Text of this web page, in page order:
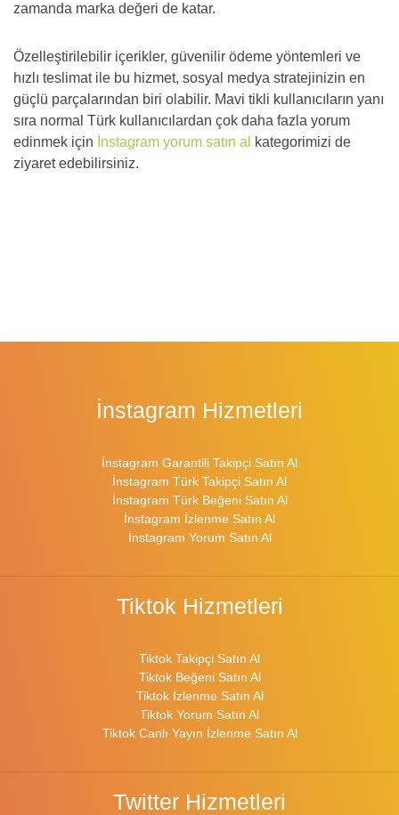
zamanda marka değeri de katar.
Özelleştirilebilir içerikler, güvenilir ödeme yöntemleri ve
hızlı teslimat ile bu hizmet, sosyal medya stratejinizin en
güçlü parçalarından biri olabilir. Mavi tikli kullanıcıların yanı
sıra normal Türk kullanıcılardan çok daha fazla yorum
edinmek için İnstagram yorum satın al
kategorimizi de
ziyaret edebilirsiniz.
İnstagram Hizmetleri
İnstagram Garantili Takipçi Satın Al
İnstagram Türk Takipçi Satın Al
İnstagram Türk Beğeni Satın Al
İnstagram İzlenme Satın Al
İnstagram Yorum Satın Al
Tiktok Hizmetleri
Tiktok Takipçi Satın Al
Tiktok Beğeni Satın Al
Tiktok İzlenme Satın Al
Tiktok Yorum Satın Al
Tiktok Canlı Yayın İzlenme Satın Al
Twitter Hizmetleri